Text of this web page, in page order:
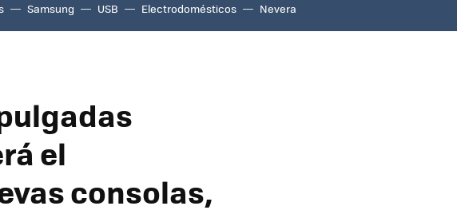
Samsung USB Electrodomésticos Nevera
el
consolas,